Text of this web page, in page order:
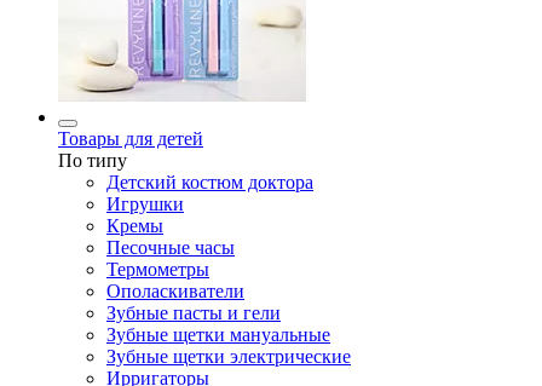
Товары для детей
По типу
Детский костюм доктора
Игрушки
Кремы
Песочные часы
Термометры
Ополаскиватели
Зубные пасты и гели
Зубные щетки мануальные
Зубные щетки электрические
Ирригаторы